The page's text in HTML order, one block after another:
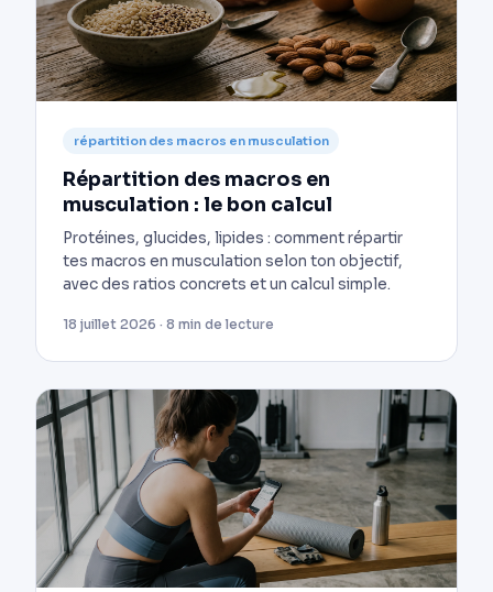
répartition des macros en musculation
Répartition des macros en
musculation : le bon calcul
Protéines, glucides, lipides : comment répartir
tes macros en musculation selon ton objectif,
avec des ratios concrets et un calcul simple.
18 juillet 2026 · 8 min de lecture